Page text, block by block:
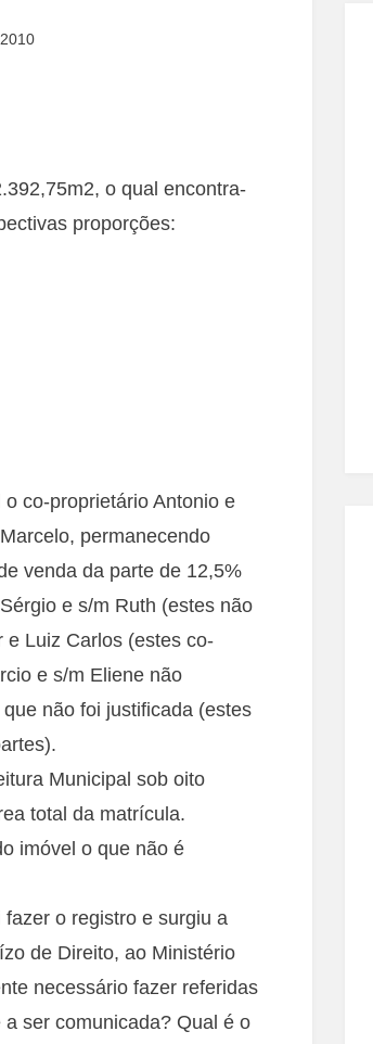
o qual encontra-
proporções:
co-proprietário Antonio e
permanecendo
venda da parte de 12,5%
e s/m Ruth (estes não
e Luiz Carlos (estes co-
e s/m Eliene não
não foi justificada (estes
Municipal sob oito
total da matrícula.
imóvel o que não é
o registro e surgiu a
de Direito, ao Ministério
necessário fazer referidas
ser comunicada? Qual é o